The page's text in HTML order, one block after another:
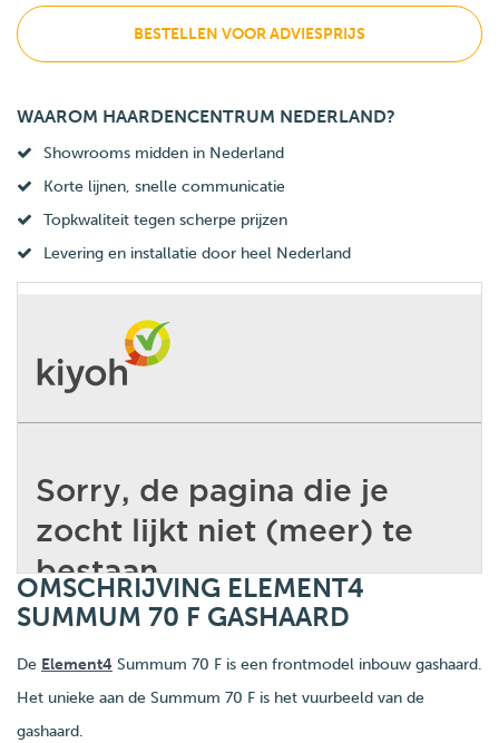
BESTELLEN VOOR ADVIESPRIJS
WAAROM HAARDENCENTRUM NEDERLAND?
Showrooms midden in Nederland
Korte lijnen, snelle communicatie
Topkwaliteit tegen scherpe prijzen
Levering en installatie door heel Nederland
OMSCHRIJVING ELEMENT4
SUMMUM 70 F GASHAARD
De Element4 Summum 70 F is een frontmodel inbouw gashaard.
Het unieke aan de Summum 70 F is het vuurbeeld van de
gashaard.